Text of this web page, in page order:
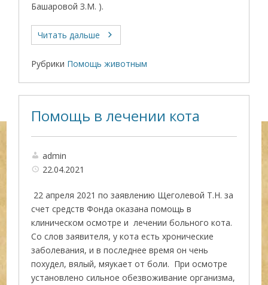
Башаровой З.М. ).
Читать дальше
Рубрики Помощь животным
Помощь в лечении кота
admin
22.04.2021
22 апреля 2021 по заявлению Щеголевой Т.Н. за
счет средств Фонда оказана помощь в
клиническом осмотре и лечении больного кота.
Со слов заявителя, у кота есть хронические
заболевания, и в последнее время он чень
похудел, вялый, мяукает от боли. При осмотре
установлено сильное обезвоживание организма,